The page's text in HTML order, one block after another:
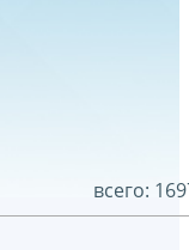
всего: